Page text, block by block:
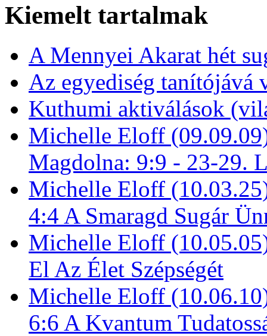
Kiemelt tartalmak
A Mennyei Akarat hét
Az egyediség tanítójává
Kuthumi aktiválások
Michelle Eloff
Magdolna: 9:9 - 23-29.
Michelle Eloff
4:4 A Smaragd Sugár
Michelle Eloff
El Az Élet Szépségét
Michelle Eloff
6:6 A Kvantum